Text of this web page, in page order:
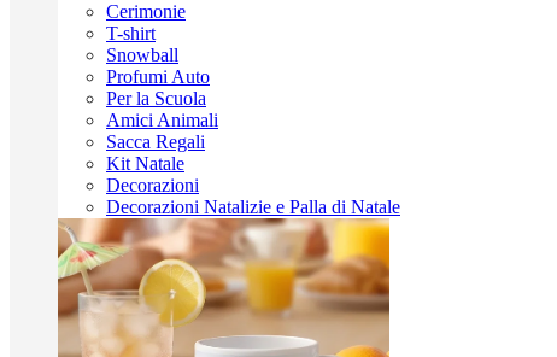
Cerimonie
T-shirt
Snowball
Profumi Auto
Per la Scuola
Amici Animali
Sacca Regali
Kit Natale
Decorazioni
Decorazioni Natalizie e Palla di Natale